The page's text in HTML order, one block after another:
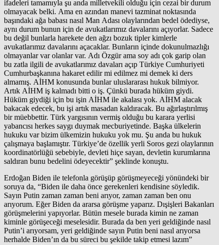
ifadeleri tamamıyla şu anda milletvekili olduğu için cezai bir durum
olmayacak belki. Ama en azından manevi tazminat noktasında
başındaki ağa babası nasıl Man Adası olaylarından bedel ödediyse,
aynı durum bunun için de avukatlarımız davalarını açıyorlar. Sadece
bu değil bunlarla harekete den ağzı bozuk tipler kimlerle
avukatlarımız davalarını açacaklar. Bunların içinde dokunulmazlığı
olmayanlar var olanlar var. Adı Özgür ama soy adı çok garip olan
bu zatla ilgili de avukatlarımız davaları açıp Türkiye Cumhuriyeti
Cumhurbaşkanına hakaret edilir mi edilmez mi demek ki ders
almamış. AİHM konusunda bunlar uluslararası hukuk bilmiyor.
Artık AİHM iş kalmadı bitti o iş. Çünkü burada hüküm giydi.
Hüküm giydiği için bu işin AİHM ile akalası yok. AİHM alacak
bakacak edecek, bu işi artık masadan kaldıracak. Bu ağırlaştırılmış
bir müebbettir. Türk yargısının vermiş olduğu bu karara yerlisi
yabancısı herkes saygı duymak mecburiyetinde. Başka ülkelerin
hukuku var bizim ülkemizin hukuku yok mu. Şu anda bu hukuk
çalışmaya başlamıştır. Türkiye’de özellik yerli Soros gezi olaylarının
koordinatörlüğü sebebiyle, devleti hiçe sayan, devletin kurumlarına
saldıran bunu bedelini ödeyecektir” şeklinde konuştu.
Erdoğan Biden ile telefonla görüşüp görüşmeyeceği yönündeki bir
soruya da, “Biden ile daha önce gerekenleri kendisine söyledik.
Sayın Putin zaman zaman beni arıyor, zaman zaman ben onu
arıyorum. Eğer Biden da ararsa görüşme yaparız. Dışişleri Bakanları
görüşmelerini yapıyorlar. Bütün mesele burada kimin ne zaman
kiminle görüşeceği meselesidir. Burada da ben yeri geldiğinde nasıl
Putin’i arıyorsam, yeri geldiğinde sayın Putin beni nasıl arıyorsa
herhalde Biden’ın da bu süreci bu şekilde takip etmesi lazım”